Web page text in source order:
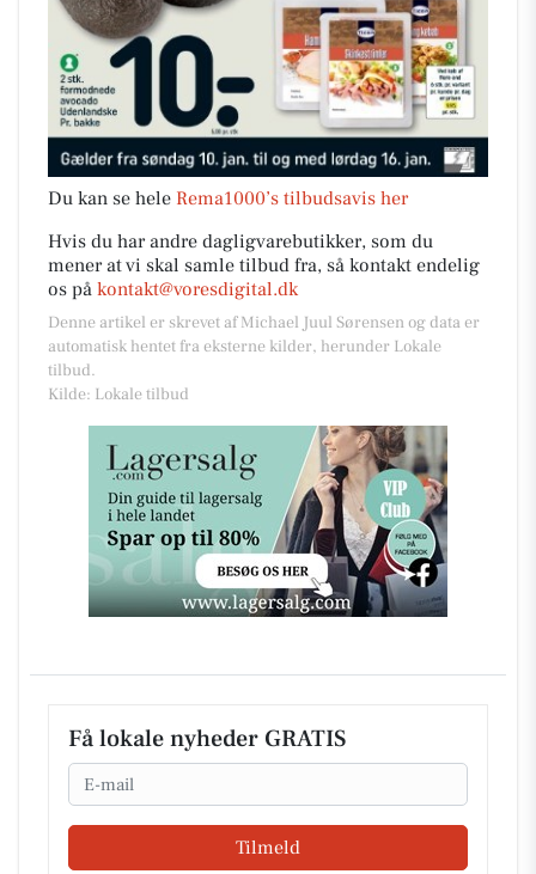
Du kan se hele Rema1000’s tilbudsavis her
Hvis du har andre dagligvarebutikker, som du
mener at vi skal samle tilbud fra, så kontakt endelig
os på kontakt@voresdigital.dk
Denne artikel er skrevet af Michael Juul Sørensen og data er
automatisk hentet fra eksterne kilder, herunder Lokale
tilbud.
Kilde: Lokale tilbud
Få lokale nyheder GRATIS
Email
Tilmeld